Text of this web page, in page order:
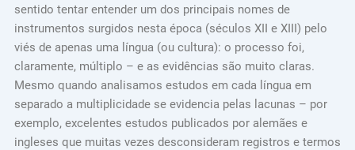
sentido tentar entender um dos principais nomes de
instrumentos surgidos nesta época (séculos XII e XIII) pelo
viés de apenas uma língua (ou cultura): o processo foi,
claramente, múltiplo – e as evidências são muito claras.
Mesmo quando analisamos estudos em cada língua em
separado a multiplicidade se evidencia pelas lacunas – por
exemplo, excelentes estudos publicados por alemães e
ingleses que muitas vezes desconsideram registros e termos